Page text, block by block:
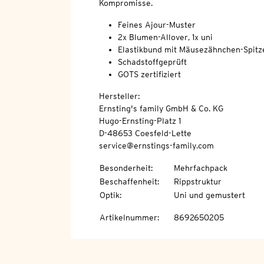
Kompromisse.
Feines Ajour-Muster
2x Blumen-Allover, 1x uni
Elastikbund mit Mäusezähnchen-
Schadstoffgeprüft
GOTS zertifiziert
Hersteller:
Ernsting's family GmbH & Co. KG
Hugo-Ernsting-Platz 1
D-48653 Coesfeld-Lette
service@ernstings-family.com
Besonderheit:
Mehrfachpack
Beschaffenheit:
Rippstruktur
Optik: Uni und gemustert
Artikelnummer: 8692650205